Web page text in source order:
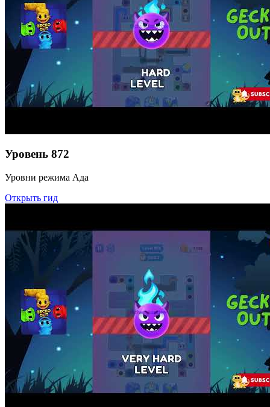
Уровень 872
Уровни режима Ада
Открыть гид